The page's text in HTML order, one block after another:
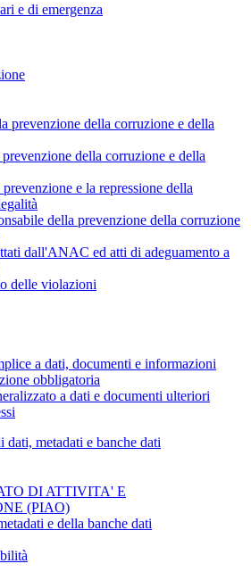
e di emergenza
prevenzione della corruzione e della
della corruzione e della
e la repressione della
della prevenzione della corruzione
dall'ANAC ed atti di adeguamento a
delle violazioni
a dati, documenti e informazioni
obbligatoria
a dati e documenti ulteriori
dati, metadati e banche dati
DI ATTIVITA' E
(PIAO)
e della banche dati